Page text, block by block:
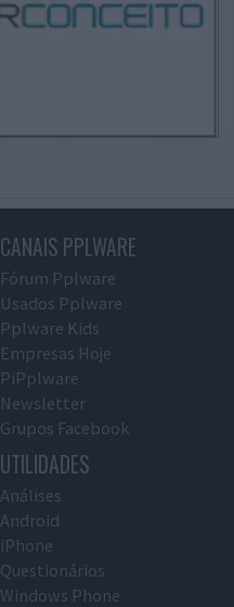
CANAIS PPLWARE
Fórum Pplware
Usados Pplware
Pplware Kids
Empresas Hoje
PiPplware
Newsletter
Grupos Facebook
UTILIDADES
Análises
Android
iPhone
Questionários
Windows Phone